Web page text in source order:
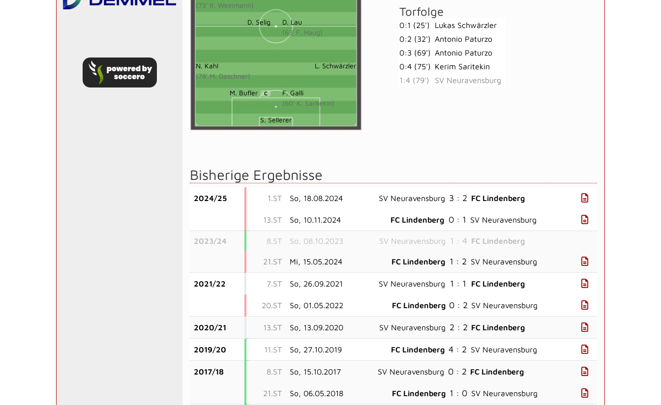
(73' R. Weinmann)
D. Selig
D. Lau
(63' F. Haug)
N. Kahl
(78' M. Daschner)
L. Schwärzler
M. Bufler C
F. Galli
(60' K. Saritekin)
S. Sellerer
Torfolge
0:1 (25')
Lukas Schwärzler
0:2 (32')
Antonio Paturzo
0:3 (69')
Antonio Paturzo
0:4 (75')
Kerim Saritekin
1:4 (79')
SV Neuravensburg
Bisherige Ergebnisse
2024/25 1.ST So, 18.08.2024 SV Neuravensburg 3 : 2 FC Lindenberg
13.ST So, 10.11.2024 FC Lindenberg 0 : 1 SV Neuravensburg
2023/24 8.ST So, 08.10.2023 SV Neuravensburg 1 : 4 FC Lindenberg
21.ST Mi, 15.05.2024 FC Lindenberg 1 : 2 SV Neuravensburg
2021/22 7.ST So, 26.09.2021 SV Neuravensburg 1 : 1 FC Lindenberg
20.ST So, 01.05.2022 FC Lindenberg 0 : 2 SV Neuravensburg
2020/21 13.ST So, 13.09.2020 SV Neuravensburg 2 : 2 FC Lindenberg
2019/20 11.ST So, 27.10.2019 FC Lindenberg 4 : 2 SV Neuravensburg
2017/18 8.ST So, 15.10.2017 SV Neuravensburg 0 : 2 FC Lindenberg
21.ST So, 06.05.2018 FC Lindenberg 1 : 0 SV Neuravensburg